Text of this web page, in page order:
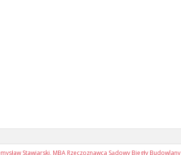
Stawiarski, MBA Rzeczoznawca Sądowy Biegły Budowlany